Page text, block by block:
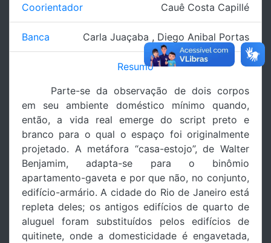
Coorientador Cauê Costa Capillé
Banca Carla Juaçaba , Diego Anibal Portas
Resumo
Parte-se da observação de dois corpos
em seu ambiente doméstico mínimo quando,
então, a vida real emerge do script preto e
branco para o qual o espaço foi originalmente
projetado. A metáfora “casa-estojo”, de Walter
Benjamim, adapta-se para o binômio
apartamento-gaveta e por que não, no conjunto,
edifício-armário. A cidade do Rio de Janeiro está
repleta deles; os antigos edifícios de quarto de
aluguel foram substituídos pelos edifícios de
quitinete, onde a domesticidade é engavetada,